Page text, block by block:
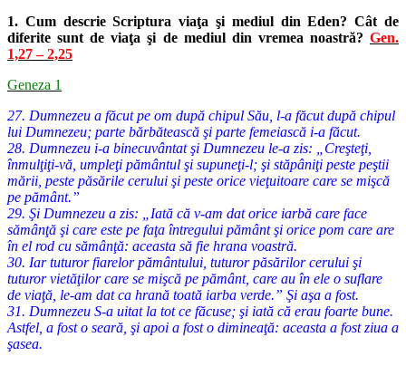
1. Cum descrie Scriptura viaţa şi mediul din Eden? Cât de
diferite sunt de viaţa şi de mediul din vremea noastră? Gen.
1,27 – 2,25
Geneza 1
27. Dumnezeu a făcut pe om după chipul Său, l-a făcut după chipul
lui Dumnezeu; parte bărbătească şi parte femeiască i-a făcut.
28. Dumnezeu i-a binecuvântat şi Dumnezeu le-a zis: „Creşteţi,
înmulţiţi-vă, umpleţi pământul şi supuneţi-l; şi stăpâniţi peste peştii
mării, peste păsările cerului şi peste orice vieţuitoare care se mişcă
pe pământ.”
29. Şi Dumnezeu a zis: „Iată că v-am dat orice iarbă care face
sămânţă şi care este pe faţa întregului pământ şi orice pom care are
în el rod cu sămânţă: aceasta să fie hrana voastră.
30. Iar tuturor fiarelor pământului, tuturor păsărilor cerului şi
tuturor vietăţilor care se mişcă pe pământ, care au în ele o suflare
de viaţă, le-am dat ca hrană toată iarba verde.” Şi aşa a fost.
31. Dumnezeu S-a uitat la tot ce făcuse; şi iată că erau foarte bune.
Astfel, a fost o seară, şi apoi a fost o dimineaţă: aceasta a fost ziua a
şasea.